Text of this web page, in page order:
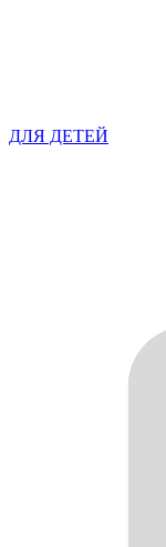
ДЛЯ ДЕТЕЙ